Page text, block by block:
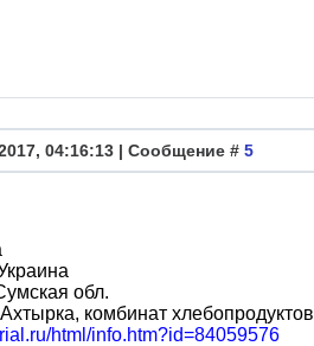
04:16:13 | Сообщение # 5
обл.
комбинат хлебопродуктов
html/info.htm?id=84059576